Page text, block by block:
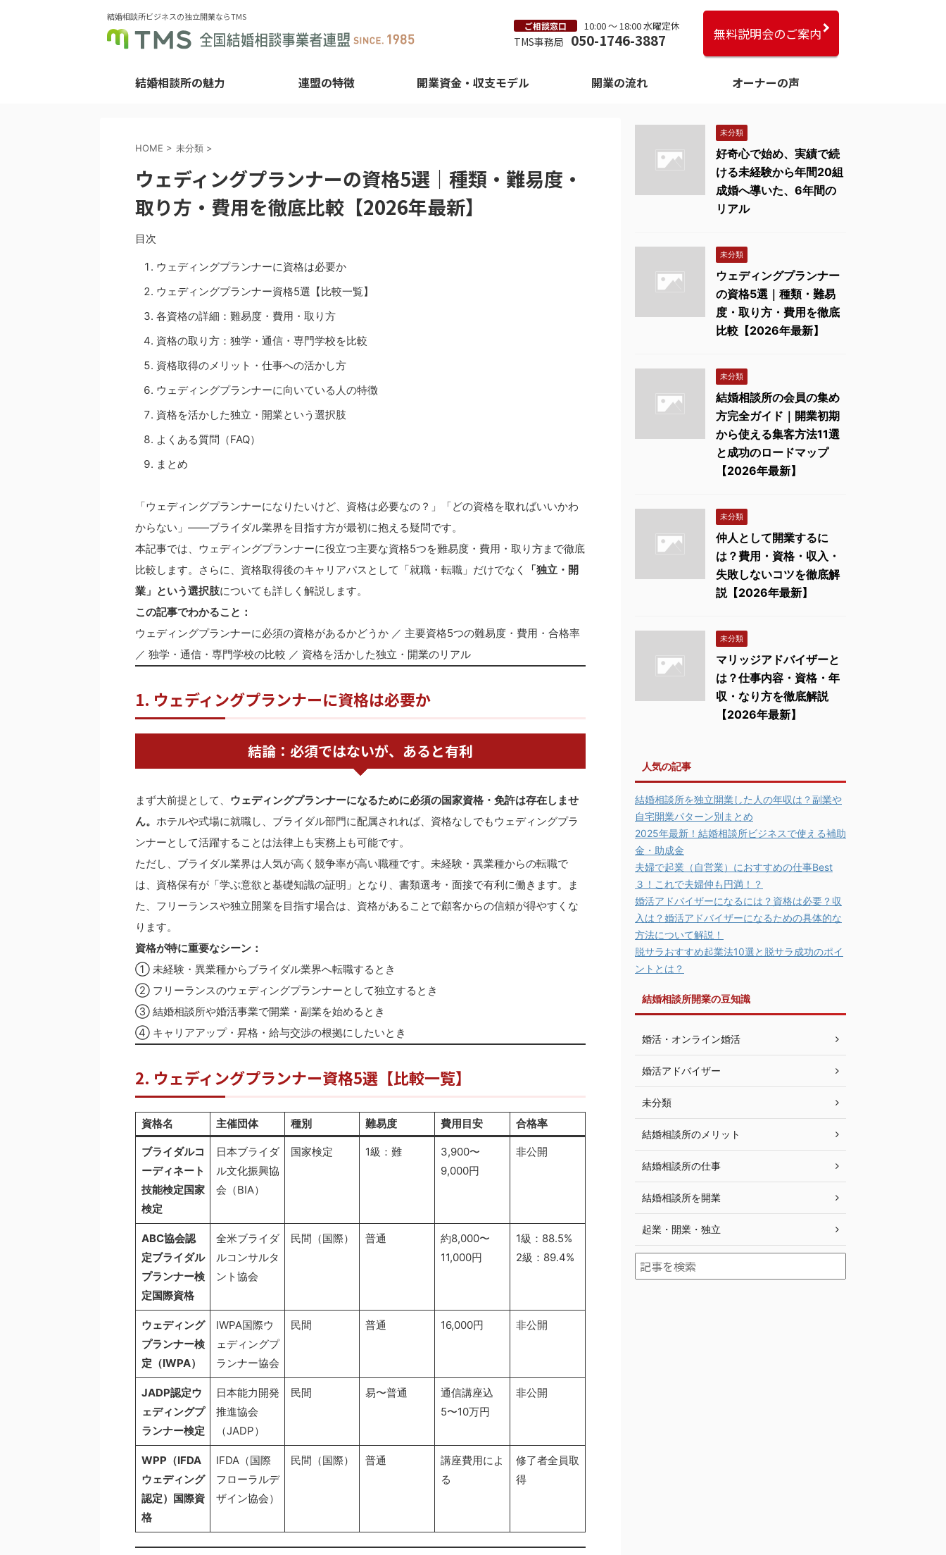
結婚相談所ビジネスの独立開業ならTMS
ご相談窓口 10:00 ～ 18:00 水曜定休
TMS事務局 050-1746-3887 無料説明会のご案内
結婚相談所の魅力 連盟の特徴 開業資金・収支モデル 開業の流れ オーナーの声
HOME > 未分類 >
ウェディングプランナーの資格5選｜種類・難易度・
取り方・費用を徹底比較【2026年最新】
目次
ウェディングプランナーに資格は必要か
ウェディングプランナー資格5選【比較一覧】
各資格の詳細：難易度・費用・取り方
資格の取り方：独学・通信・専門学校を比較
資格取得のメリット・仕事への活かし方
ウェディングプランナーに向いている人の特徴
資格を活かした独立・開業という選択肢
よくある質問（FAQ）
まとめ
「ウェディングプランナーになりたいけど、資格は必要なの？」「どの資格を取ればいいかわ
からない」——ブライダル業界を目指す方が最初に抱える疑問です。
本記事では、ウェディングプランナーに役立つ主要な資格5つを難易度・費用・取り方まで徹底
比較します。さらに、資格取得後のキャリアパスとして「就職・転職」だけでなく
「独立・開
業」という選択肢についても詳しく解説します。
この記事でわかること：
ウェディングプランナーに必須の資格があるかどうか ／ 主要資格5つの難易度・費用・合格率
／ 独学・通信・専門学校の比較 ／ 資格を活かした独立・開業のリアル
1. ウェディングプランナーに資格は必要か
結論：必須ではないが、あると有利
まず大前提として、 ウェディングプランナーになるために必須の国家資格・免許は存在しませ
ん。 ホテルや式場に就職し、ブライダル部門に配属されれば、資格なしでもウェディングプラ
ンナーとして活躍することは法律上も実務上も可能です。
ただし、ブライダル業界は人気が高く競争率が高い職種です。未経験・異業種からの転職で
は、資格保有が「学ぶ意欲と基礎知識の証明」となり、書類選考・面接で有利に働きます。ま
た、フリーランスや独立開業を目指す場合は、資格があることで顧客からの信頼が得やすくな
ります。
資格が特に重要なシーン：
① 未経験・異業種からブライダル業界へ転職するとき
② フリーランスのウェディングプランナーとして独立するとき
③ 結婚相談所や婚活事業で開業・副業を始めるとき
④ キャリアアップ・昇格・給与交渉の根拠にしたいとき
2. ウェディングプランナー資格5選【比較一覧】
資格名 主催団体 種別 難易度 費用目安 合格率
ブライダルコ
ーディネート
技能検定国家
検定
日本ブライダ
ル文化振興協
会（BIA）
国家検定 1級：難
3,900〜
9,000円
非公開
ABC協会認
定ブライダル
プランナー検
定国際資格
全米ブライダ
ルコンサルタ
ント協会
民間（国際） 普通
約8,000〜
11,000円
1級：88.5%
2級：89.4%
ウェディング
プランナー検
定（IWPA）
IWPA国際ウ
ェディングプ
ランナー協会
民間 普通 16,000円 非公開
JADP認定ウ
ェディングプ
ランナー検定
日本能力開発
推進協会
（JADP）
民間 易〜普通
通信講座込
5〜10万円
非公開
WPP（IFDA
ウェディング
認定） 国際資
格
IFDA（国際
フローラルデ
ザイン協会）
民間（国際） 普通
講座費用によ
る
修了者全員取
得
未分類
好奇心で始め、実績で続
ける未経験から年間20組
成婚へ導いた、6年間の
リアル
未分類
ウェディングプランナー
の資格5選｜種類・難易
度・取り方・費用を徹底
比較【2026年最新】
未分類
結婚相談所の会員の集め
方完全ガイド｜開業初期
から使える集客方法11選
と成功のロードマップ
【2026年最新】
未分類
仲人として開業するに
は？費用・資格・収入・
失敗しないコツを徹底解
説【2026年最新】
未分類
マリッジアドバイザーと
は？仕事内容・資格・年
収・なり方を徹底解説
【2026年最新】
人気の記事
結婚相談所を独立開業した人の年収は？副業や
自宅開業パターン別まとめ
2025年最新！結婚相談所ビジネスで使える補助
金・助成金
夫婦で起業（自営業）におすすめの仕事Best
３！これで夫婦仲も円満！？
婚活アドバイザーになるには？資格は必要？収
入は？婚活アドバイザーになるための具体的な
方法について解説！
脱サラおすすめ起業法10選と脱サラ成功のポイ
ントとは？
結婚相談所開業の豆知識
婚活・オンライン婚活
婚活アドバイザー
未分類
結婚相談所のメリット
結婚相談所の仕事
結婚相談所を開業
起業・開業・独立